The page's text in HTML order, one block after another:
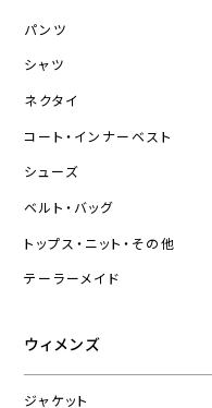
パンツ
シャツ
ネクタイ
コート・インナーベスト
シューズ
ベルト・バッグ
トップス・ニット・その他
テーラーメイド
ウィメンズ
ジャケット